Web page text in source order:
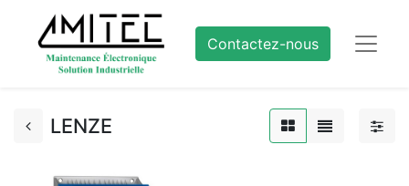
Contactez-nous
LENZE